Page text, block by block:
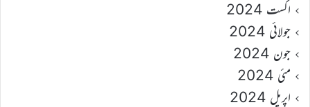
اگست 2024
جولائی 2024
جون 2024
مئی 2024
اپریل 2024